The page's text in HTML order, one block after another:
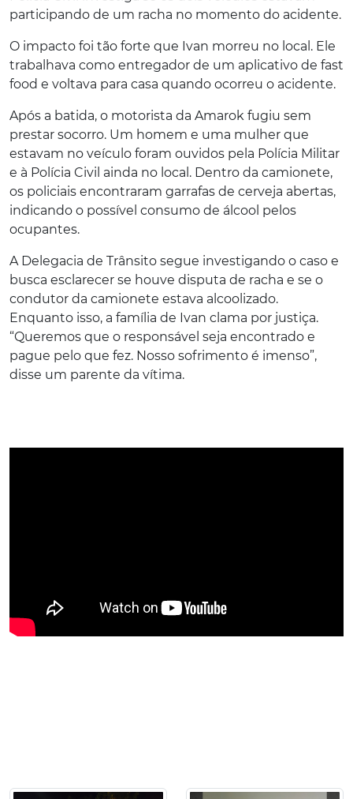
participando de um racha no momento do acidente.
O impacto foi tão forte que Ivan morreu no local. Ele
trabalhava como entregador de um aplicativo de fast
food e voltava para casa quando ocorreu o acidente.
Após a batida, o motorista da Amarok fugiu sem
prestar socorro. Um homem e uma mulher que
estavam no veículo foram ouvidos pela Polícia Militar
e à Polícia Civil ainda no local. Dentro da camionete,
os policiais encontraram garrafas de cerveja abertas,
indicando o possível consumo de álcool pelos
ocupantes.
A Delegacia de Trânsito segue investigando o caso e
busca esclarecer se houve disputa de racha e se o
condutor da camionete estava alcoolizado.
Enquanto isso, a família de Ivan clama por justiça.
“Queremos que o responsável seja encontrado e
pague pelo que fez. Nosso sofrimento é imenso”,
disse um parente da vítima.